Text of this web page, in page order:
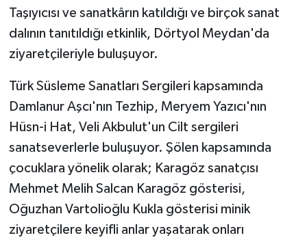
Taşıyıcısı ve sanatkârın katıldığı ve birçok sanat
dalının tanıtıldığı etkinlik, Dörtyol Meydan'da
ziyaretçileriyle buluşuyor.
Türk Süsleme Sanatları Sergileri kapsamında
Damlanur Aşcı'nın Tezhip, Meryem Yazıcı'nın
Hüsn-i Hat, Veli Akbulut'un Cilt sergileri
sanatseverlerle buluşuyor. Şölen kapsamında
çocuklara yönelik olarak; Karagöz sanatçısı
Mehmet Melih Salcan Karagöz gösterisi,
Oğuzhan Vartolioğlu Kukla gösterisi minik
ziyaretçilere keyifli anlar yaşatarak onları